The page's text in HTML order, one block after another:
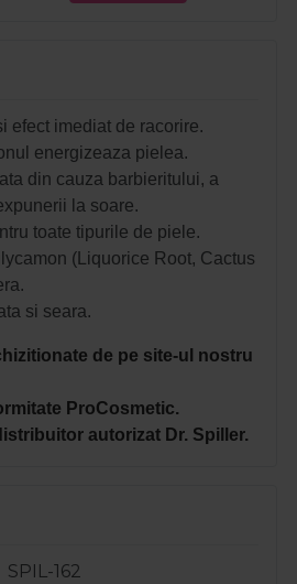
efect imediat de racorire.
energizeaza pielea.
din cauza barbieritului, a
la soare.
toate tipurile de piele.
(Liquorice Root, Cactus
si seara.
de pe site-ul nostru
ProCosmetic.
autorizat Dr. Spiller.
SPIL-162